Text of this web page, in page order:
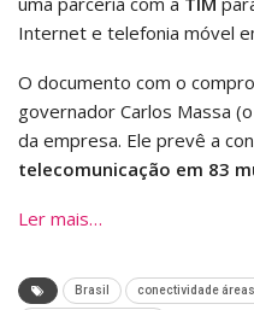
Internet e telefonia móvel
O documento com o
governador Carlos Massa
da empresa. Ele prevê a
telecomunicação em 83
Ler mais…
Brasil conectividade